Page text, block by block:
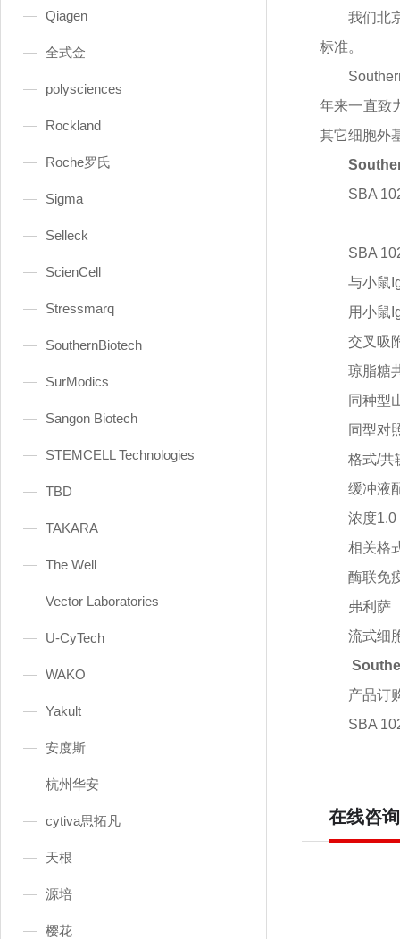
Qiagen
全式金
polysciences
Rockland
Roche罗氏
Sigma
Selleck
ScienCell
Stressmarq
SouthernBiotech
SurModics
Sangon Biotech
STEMCELL Technologies
TBD
TAKARA
The Well
Vector Laboratories
U-CyTech
WAKO
Yakult
安度斯
杭州华安
cytiva思拓凡
天根
源培
樱花
我们北
标准。
年来一直致
其它细胞外
SBA
SBA
与小鼠
用小鼠
交叉吸
琼脂糖
同种型
同型对
格式/共
缓冲液
浓度1.0
相关格
酶联免
弗利萨
流式细
产品订
SBA
在线咨询